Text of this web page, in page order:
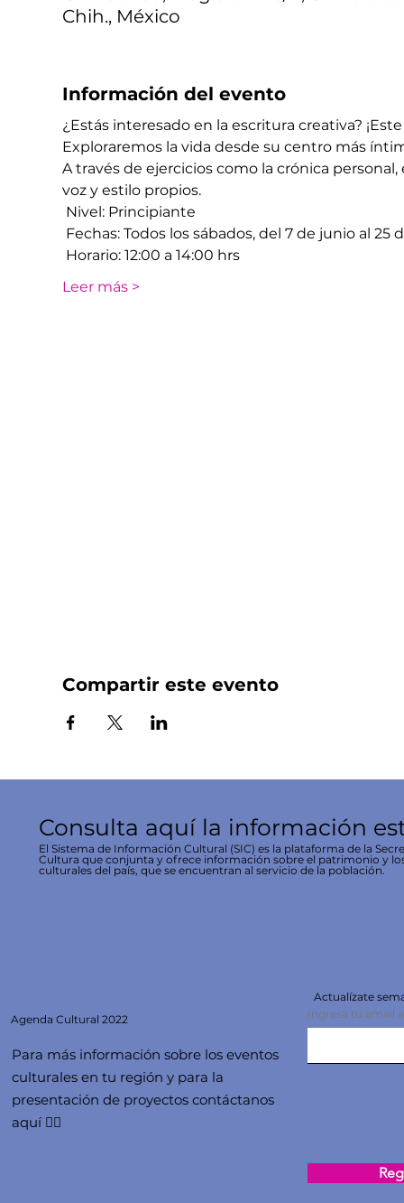
Chih., México
Información del evento
¿Estás interesado en la escritura creativa?
Exploraremos la vida desde su centro más
A través de ejercicios como la crónica
voz y estilo propios.
Nivel: Principiante
Fechas: Todos los sábados, del 7 de junio al 25
Horario: 12:00 a 14:00 hrs
Leer más >
Compartir este evento
Consulta aquí la información
El Sistema de Información Cultural (SIC) es la plataforma de la
Cultura que conjunta y ofrece información sobre el patrimonio y
culturales del país, que se encuentran al servicio de la población.
Agenda Cultural 2022
Para más información sobre los eventos
culturales en tu región y para la
presentación de proyectos contáctanos
aquí 👇🏻
Actualízate
Ingresa tu email